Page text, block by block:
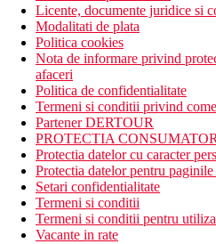
Licente, documente juridice si
Modalitati de plata
Politica cookies
Nota de informare privind
afaceri
Politica de confidentialitate
Termeni si conditii privind
Partener DERTOUR
PROTECTIA
Protectia datelor cu caracter
Protectia datelor pentru
Setari confidentialitate
Termeni si conditii
Termeni si conditii pentru
Vacante in rate